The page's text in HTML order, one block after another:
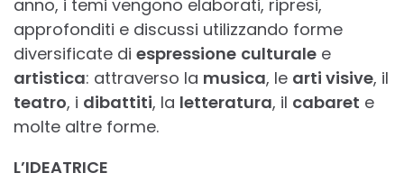
anno, i temi vengono elaborati, ripresi,
approfonditi e discussi utilizzando forme
diversificate di espressione culturale e
artistica: attraverso la musica, le arti visive, il
teatro, i dibattiti, la letteratura, il cabaret e
molte altre forme.
L’IDEATRICE